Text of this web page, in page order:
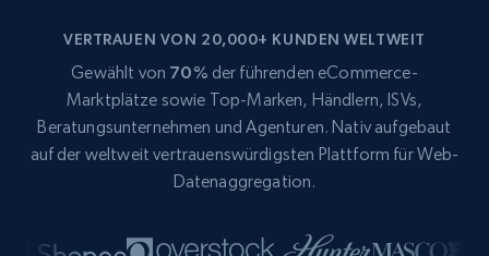
VERTRAUEN VON 20,000+ KUNDEN WELTWEIT
Gewählt von 70% der führenden eCommerce-
Marktplätze sowie Top-Marken, Händlern, ISVs,
Beratungsunternehmen und Agenturen. Nativ aufgebaut
auf der weltweit vertrauenswürdigsten Plattform für Web-
Datenaggregation.